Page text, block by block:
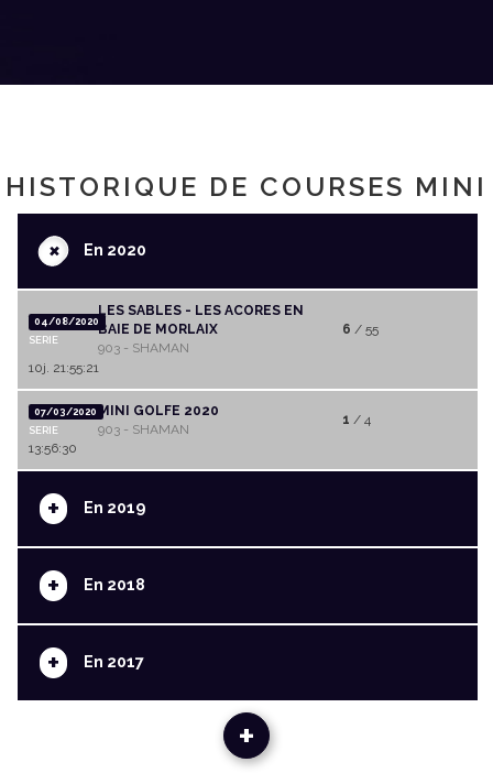
HISTORIQUE DE COURSES MINI
+En 2020
04/08/2020
SERIE
LES SABLES - LES ACORES EN
BAIE DE MORLAIX
903 - SHAMAN
6 / 55
10j. 21:55:21
07/03/2020
SERIE
MINI GOLFE 2020
903 - SHAMAN
1 / 4
13:56:30
+ En 2019
+ En 2018
+ En 2017
+